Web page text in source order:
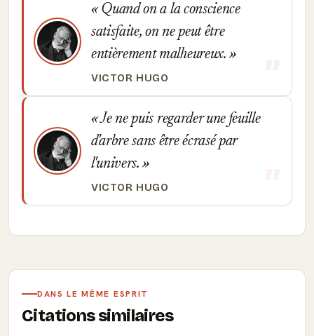
Quand on a la conscience
satisfaite, on ne peut être
entièrement malheureux.
VICTOR HUGO
Je ne puis regarder une feuille
d'arbre sans être écrasé par
l'univers.
VICTOR HUGO
DANS LE MÊME ESPRIT
Citations similaires